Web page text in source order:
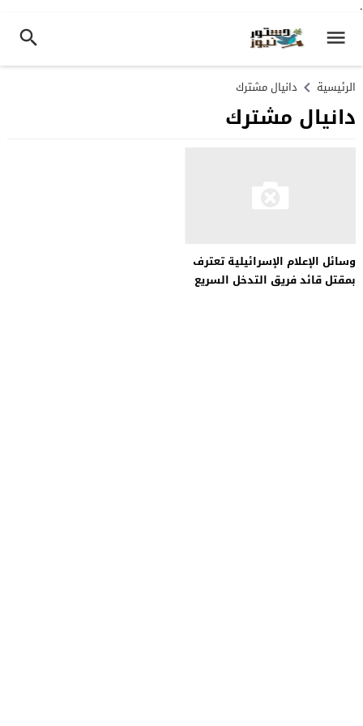
.
الرئيسية دانيال مشترك
دانيال مشترك
وسائل الإعلام الإسرائيلية تعترف
بمقتل قائد فريق التدخل السريع